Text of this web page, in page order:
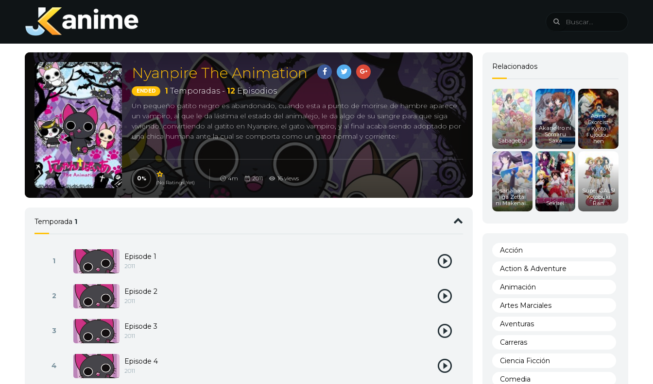
Nyanpire The Animation
ENDED 1 Temporadas -12 Episodios
Un pequeño gatito negro es abandonado, cuando esta a punto de morirse de hambre aparece
un vampiro, al que le da lástima el estado del animalejo, le da algo de su sangre para que siga
viviendo, convirtiendo al gatito en Nyanpire, el gato vampiro, y al final acaba siendo adoptado por
una chica humana ante la cual se comporta como un gato normal y corriente.
にゃんぱいあ The Animation
0
(No Ratings Yet)
4m 2011 16 views
Temporada 1
1 Episode 1
2011
2 Episode 2
2011
3 Episode 3
2011
4 Episode 4
2011
Relacionados
Sabagebu!
Akane Iro ni
Somaru
Saka
Ao no
Exorcist:
Kyoto
Fujouou-
hen
Osananajim
i ga Zettai
ni Makenai...
Sekirei
Super GALS!
Kotobuki
Ran
Acción
Action & Adventure
Animación
Artes Marciales
Aventuras
Carreras
Ciencia Ficción
Comedia